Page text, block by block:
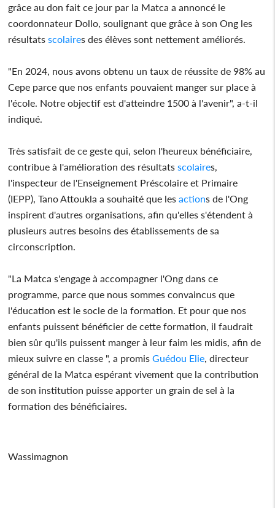
grâce au don fait ce jour par la Matca a annoncé le
coordonnateur Dollo, soulignant que grâce à son Ong les
résultats scolaires des élèves sont nettement améliorés.
"En 2024, nous avons obtenu un taux de réussite de 98% au
Cepe parce que nos enfants pouvaient manger sur place à
l'école. Notre objectif est d'atteindre 1500 à l'avenir", a-t-il
indiqué.
Très satisfait de ce geste qui, selon l'heureux bénéficiaire,
contribue à l'amélioration des résultats scolaires,
l'inspecteur de l'Enseignement Préscolaire et Primaire
(IEPP), Tano Attoukla a souhaité que les actions de l'Ong
inspirent d'autres organisations, afin qu'elles s'étendent à
plusieurs autres besoins des établissements de sa
circonscription.
"La Matca s'engage à accompagner l'Ong dans ce
programme, parce que nous sommes convaincus que
l'éducation est le socle de la formation. Et pour que nos
enfants puissent bénéficier de cette formation, il faudrait
bien sûr qu'ils puissent manger à leur faim les midis, afin de
mieux suivre en classe ", a promis Guédou Elie , directeur
général de la Matca espérant vivement que la contribution
de son institution puisse apporter un grain de sel à la
formation des bénéficiaires.
Wassimagnon